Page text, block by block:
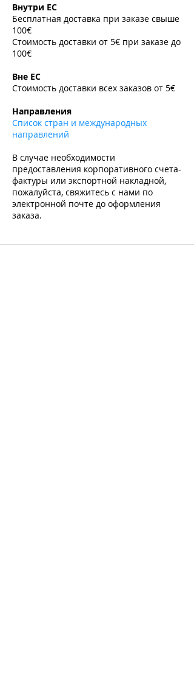
Внутри ЕС
Бесплатная доставка при заказе свыше
100€
Стоимость доставки от 5€ при заказе до
100€
Вне ЕС
Стоимость доставки всех заказов от 5€
Направления
Список стран и международных
направлений
В случае необходимости
предоставления корпоративного счета-
фактуры или экспортной накладной,
пожалуйста, свяжитесь с нами по
электронной почте до оформления
заказа.